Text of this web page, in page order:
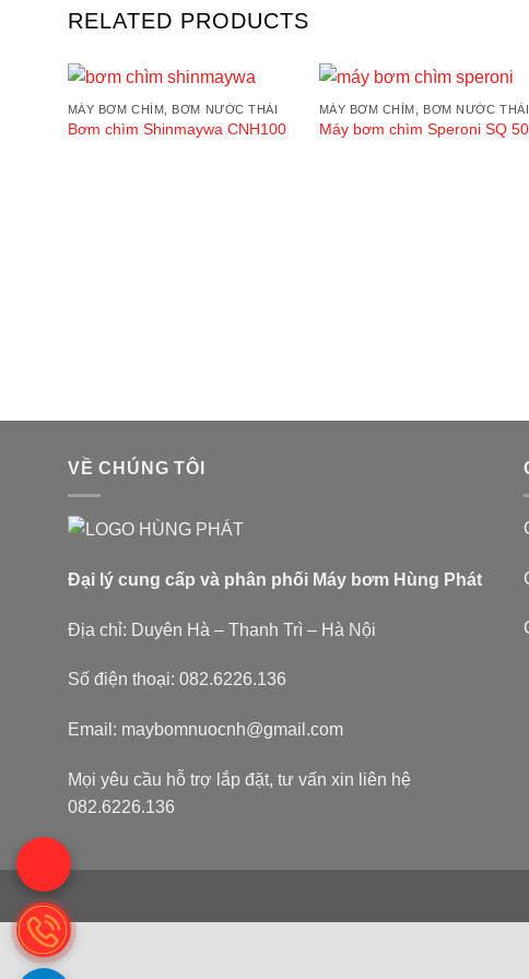
RELATED PRODUCTS
Add to wishlist
MÁY BƠM CHÌM, BƠM NƯỚC THẢI
Bơm chìm Shinmaywa CNH100 Add to
MÁY BƠM CHÌM, BƠM NƯỚC THẢI
Máy bơm chìm Speroni SQ
VỀ CHÚNG TÔI
Đại lý cung cấp và phân phối Máy bơm Hùng Phát
Địa chỉ: Duyên Hà – Thanh Trì – Hà Nội
Số điện thoại: 082.6226.136
Email: maybomnuocnh@gmail.com
Mọi yêu cầu hỗ trợ lắp đặt, tư vấn xin liên hệ
082.6226.136